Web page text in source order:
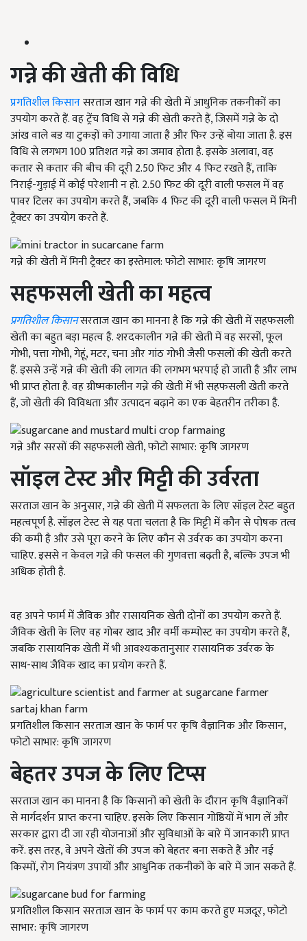
गन्ने की खेती की विधि
प्रगतिशील किसानसरताज खान गन्ने की खेती में आधुनिक तकनीकों का
उपयोग करते हैं. वह ट्रेंच विधि से गन्ने की खेती करते हैं, जिसमें गन्ने के दो
आंख वाले बड या टुकड़ों को उगाया जाता है और फिर उन्हें बोया जाता है. इस
विधि से लगभग 100 प्रतिशत गन्ने का जमाव होता है. इसके अलावा, वह
कतार से कतार की बीच की दूरी 2.50 फिट और 4 फिट रखते हैं, ताकि
निराई-गुड़ाई में कोई परेशानी न हो. 2.50 फिट की दूरी वाली फसल में वह
पावर टिलर का उपयोग करते हैं, जबकि 4 फिट की दूरी वाली फसल में मिनी
ट्रैक्टर का उपयोग करते हैं.
गन्ने की खेती में मिनी ट्रैक्टर का इस्तेमाल: फोटो साभार: कृषि जागरण
सहफसली खेती का महत्व
प्रगतिशील किसानसरताज खान का मानना है कि गन्ने की खेती में सहफसली
खेती का बहुत बड़ा महत्व है. शरदकालीन गन्ने की खेती में वह सरसों, फूल
गोभी, पत्ता गोभी, गेहूं, मटर, चना और गांठ गोभी जैसी फसलों की खेती करते
हैं. इससे उन्हें गन्ने की खेती की लागत की लगभग भरपाई हो जाती है और लाभ
भी प्राप्त होता है. वह ग्रीष्मकालीन गन्ने की खेती में भी सहफसली खेती करते
हैं, जो खेती की विविधता और उत्पादन बढ़ाने का एक बेहतरीन तरीका है.
गन्ने और सरसों की सहफसली खेती, फोटो साभार: कृषि जागरण
सॉइल टेस्टऔर मिट्टी की उर्वरता
सरताज खान के अनुसार, गन्ने की खेती में सफलता के लिए सॉइल टेस्ट बहुत
महत्वपूर्ण है. सॉइल टेस्ट से यह पता चलता है कि मिट्टी में कौन से पोषक तत्व
की कमी है और उसे पूरा करने के लिए कौन से उर्वरक का उपयोग करना
चाहिए. इससे न केवल गन्ने की फसल की गुणवत्ता बढ़ती है, बल्कि उपज भी
अधिक होती है.
वह अपने फार्म में जैविक और रासायनिक खेती दोनों का उपयोग करते हैं.
जैविक खेती के लिए वह गोबर खाद और वर्मी कम्पोस्ट का उपयोग करते हैं,
जबकि रासायनिक खेती में भी आवश्यकतानुसार रासायनिक उर्वरक के
साथ-साथ जैविक खाद का प्रयोग करते हैं.
प्रगतिशील किसान सरताज खान के फार्म पर कृषि वैज्ञानिक और किसान,
फोटो साभार: कृषि जागरण
बेहतर उपज के लिए टिप्स
सरताज खान का मानना है कि किसानों को खेती के दौरान कृषि वैज्ञानिकों
से मार्गदर्शन प्राप्त करना चाहिए. इसके लिए किसान गोष्ठियों में भाग लें और
सरकार द्वारा दी जा रही योजनाओं और सुविधाओं के बारे में जानकारी प्राप्त
करें. इस तरह, वे अपने खेतों की उपज को बेहतर बना सकते हैं और नई
किस्मों, रोग नियंत्रण उपायों और आधुनिक तकनीकों के बारे में जान सकते हैं.
प्रगतिशील किसान सरताज खान के फार्म पर काम करते हुए मजदूर, फोटो
साभार: कृषि जागरण